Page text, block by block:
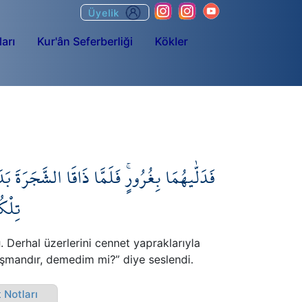
Kur'ân Seferberliği Kökler
Üyelik
فَدَلّٰيهُمَا بِغُرُورٍۚ فَلَمَّا ذَاقَا
Derhal üzerlerini cennet yapraklarıyla
demedim mi?” diye seslendi.
Notları